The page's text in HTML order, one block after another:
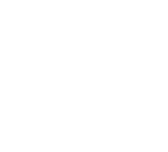
všetkých klientov, aby